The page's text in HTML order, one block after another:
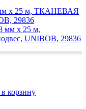
х 25 м, ТКАНЕВАЯ
29836
корзину